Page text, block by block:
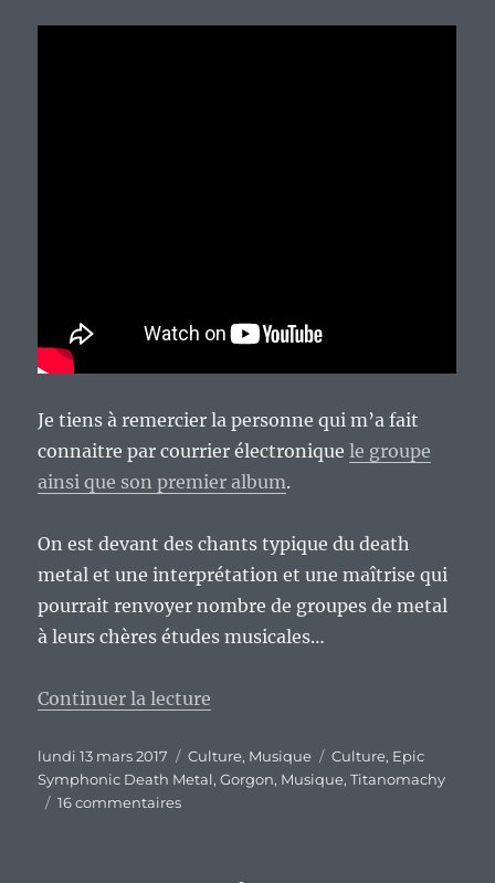
Je tiens à remercier la personne qui m’a fait
connaitre par courrier électroniquele groupe
ainsi que son premier album.
On est devant des chants typique du death
metal et une interprétation et une maîtrise qui
pourrait renvoyer nombre de groupes de metal
à leurs chères études musicales…
Continuer la lecture
Publié
le
lundi 13 mars 2017 Catégories
Culture, Musique Étiquettes
Culture, Epic
Symphonic Death Metal,Gorgon, Musique,Titanomachy
16 commentairessur